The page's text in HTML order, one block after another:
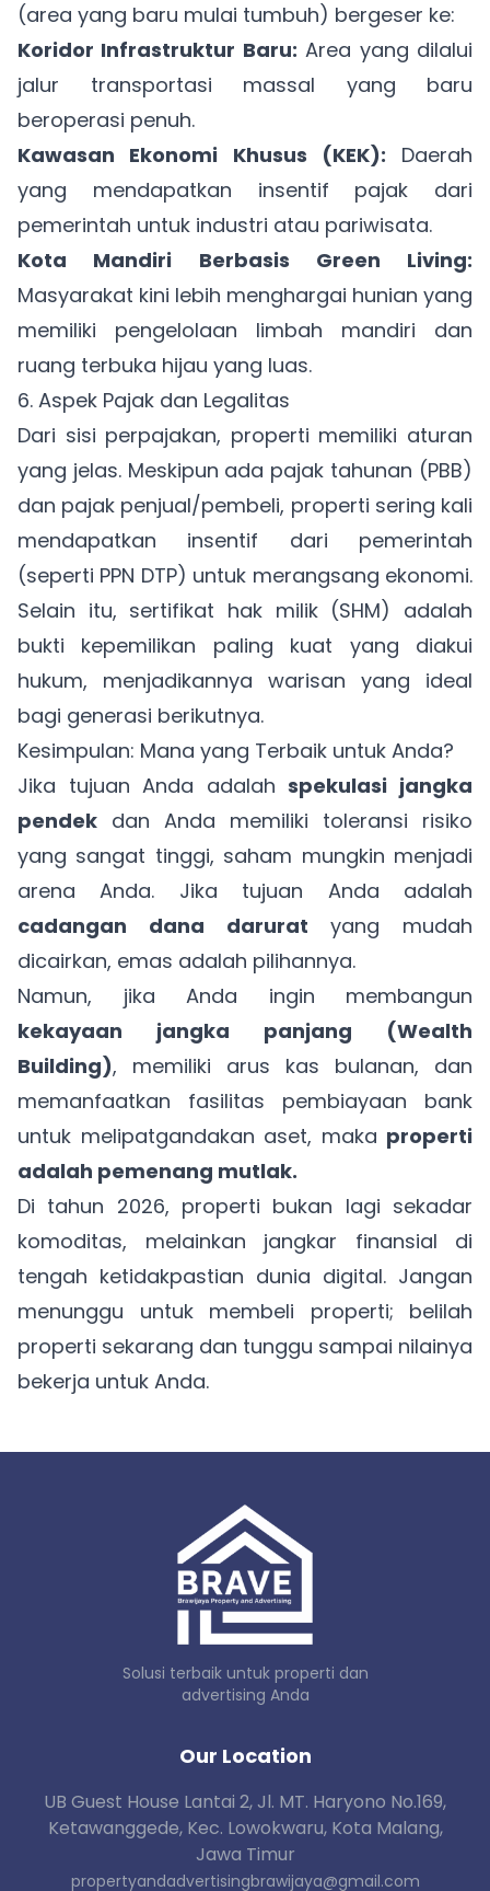
(area yang baru mulai tumbuh) bergeser ke:
Koridor Infrastruktur Baru: Area yang dilalui
jalur transportasi massal yang baru
beroperasi penuh.
Kawasan Ekonomi Khusus (KEK): Daerah
yang mendapatkan insentif pajak dari
pemerintah untuk industri atau pariwisata.
Kota Mandiri Berbasis Green Living:
Masyarakat kini lebih menghargai hunian yang
memiliki pengelolaan limbah mandiri dan
ruang terbuka hijau yang luas.
6. Aspek Pajak dan Legalitas
Dari sisi perpajakan, properti memiliki aturan
yang jelas. Meskipun ada pajak tahunan (PBB)
dan pajak penjual/pembeli, properti sering kali
mendapatkan insentif dari pemerintah
(seperti PPN DTP) untuk merangsang ekonomi.
Selain itu, sertifikat hak milik (SHM) adalah
bukti kepemilikan paling kuat yang diakui
hukum, menjadikannya warisan yang ideal
bagi generasi berikutnya.
Kesimpulan: Mana yang Terbaik untuk Anda?
Jika tujuan Anda adalahspekulasi jangka
pendek dan Anda memiliki toleransi risiko
yang sangat tinggi, saham mungkin menjadi
arena Anda. Jika tujuan Anda adalah
cadangan dana darurat yang mudah
dicairkan, emas adalah pilihannya.
Namun, jika Anda ingin membangun
kekayaan jangka panjang (Wealth
Building), memiliki arus kas bulanan, dan
memanfaatkan fasilitas pembiayaan bank
untuk melipatgandakan aset, maka properti
adalah pemenang mutlak.
Di tahun 2026, properti bukan lagi sekadar
komoditas, melainkan jangkar finansial di
tengah ketidakpastian dunia digital. Jangan
menunggu untuk membeli properti; belilah
properti sekarang dan tunggu sampai nilainya
bekerja untuk Anda.
Solusi terbaik untuk properti dan
advertising Anda
Our Location
UB Guest House Lantai 2, Jl. MT. Haryono No.169,
Ketawanggede, Kec. Lowokwaru, Kota Malang,
Jawa Timur
propertyandadvertisingbrawijaya@gmail.com